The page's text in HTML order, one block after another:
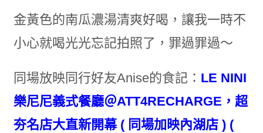
金黃色的南瓜濃湯清爽好喝，讓我一時不
小心就喝光光忘記拍照了，罪過罪過～
同場放映同行好友Anise的食記： LE NINI
樂尼尼義式餐廳＠ATT4RECHARGE，超
夯名店大直新開幕 ( 同場加映內湖店 ) (